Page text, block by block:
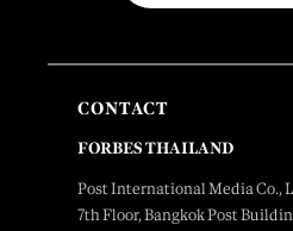
CONTACT
FORBES THAILAND
Post International Media Co.,
7th Floor, Bangkok Post